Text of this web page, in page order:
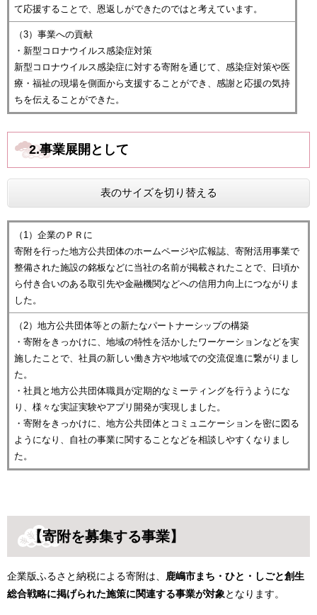
て応援することで、恩返しができたのではと考えています。
（3）事業への貢献
・新型コロナウイルス感染症対策
新型コロナウイルス感染症に対する寄附を通じて、感染症対策や医
療・福祉の現場を側面から支援することができ、感謝と応援の気持
ちを伝えることができた。
2.事業展開として
表のサイズを切り替える
（1）企業のＰＲに
寄附を行った地方公共団体のホームページや広報誌、寄附活用事業で
整備された施設の銘板などに当社の名前が掲載されたことで、日頃か
ら付き合いのある取引先や金融機関などへの信用力向上につながりま
した。
（2）地方公共団体等との新たなパートナーシップの構築
・寄附をきっかけに、地域の特性を活かしたワーケーションなどを実
施したことで、社員の新しい働き方や地域での交流促進に繋がりまし
た。
・社員と地方公共団体職員が定期的なミーティングを行うようにな
り、様々な実証実験やアプリ開発が実現しました。
・寄附をきっかけに、地方公共団体とコミュニケーションを密に図る
ようになり、自社の事業に関することなどを相談しやすくなりまし
た。
【寄附を募集する事業】
企業版ふるさと納税による寄附は、
鹿嶋市まち・ひと・しごと創生
総合戦略に掲げられた施策に関連する事業が対象となります。